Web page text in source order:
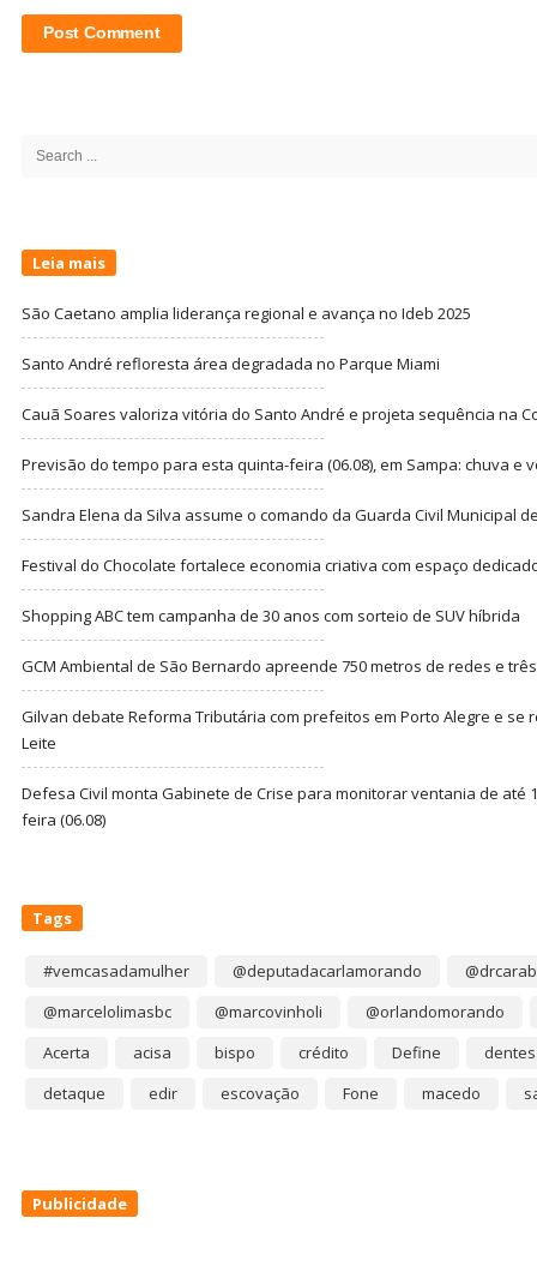
Search
Leia mais
São Caetano amplia liderança regional e avança no Ideb 2025
Santo André refloresta área degradada no Parque Miami
Cauã Soares valoriza vitória do Santo André e projeta sequência na
Previsão do tempo para esta quinta-feira (06.08), em Sampa: chuva e
Sandra Elena da Silva assume o comando da Guarda Civil Municipal
Festival do Chocolate fortalece economia criativa com espaço
Shopping ABC tem campanha de 30 anos com sorteio de SUV híbrida
GCM Ambiental de São Bernardo apreende 750 metros de redes e
Gilvan debate Reforma Tributária com prefeitos em Porto Alegre e se
Leite
Defesa Civil monta Gabinete de Crise para monitorar ventania de até
feira (06.08)
Tags
#vemcasadamulher @deputadacarlamorando
@marcelolimasbc
@marcovinholi
@orlandomorando
Acerta
acisa bispo crédito Define
dentes
detaque
edir escovação Fone macedo
Publicidade